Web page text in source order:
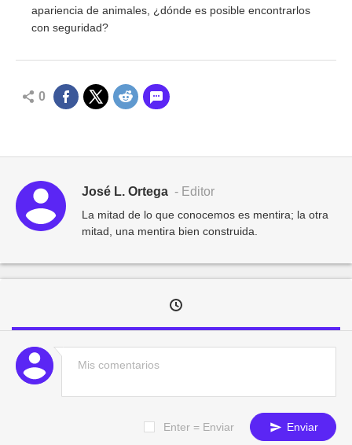
apariencia de animales, ¿dónde es posible encontrarlos
con seguridad?
0
José L. Ortega - Editor
La mitad de lo que conocemos es mentira; la otra
mitad, una mentira bien construida.
Enter = Enviar Enviar